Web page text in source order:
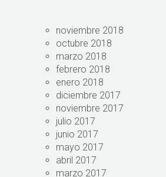
noviembre 2018
octubre 2018
marzo 2018
febrero 2018
enero 2018
diciembre 2017
noviembre 2017
julio 2017
junio 2017
mayo 2017
abril 2017
marzo 2017